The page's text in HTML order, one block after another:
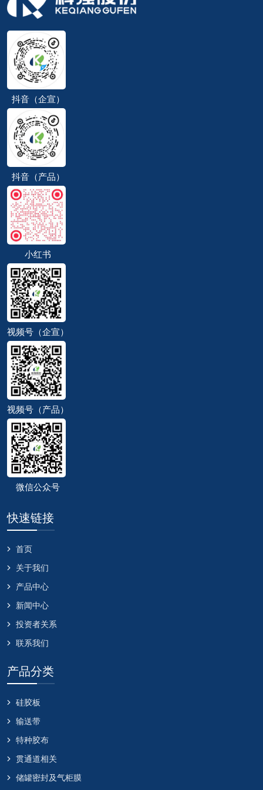
抖音（企宣）
抖音（产品）
小红书
视频号（企宣）
视频号（产品）
微信公众号
快速链接
首页
关于我们
产品中心
新闻中心
投资者关系
联系我们
产品分类
硅胶板
输送带
特种胶布
贯通道相关
储罐密封及气柜膜